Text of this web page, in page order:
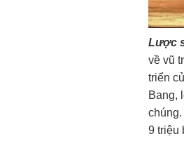
Lược
về vũ
triển
Bang,
9 triệu